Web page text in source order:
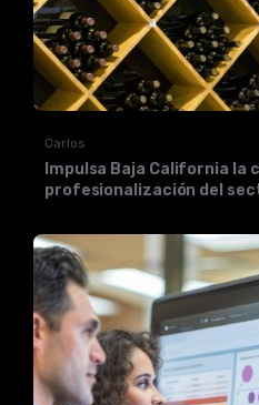
Carlos
Impulsa Baja California la
profesionalización del